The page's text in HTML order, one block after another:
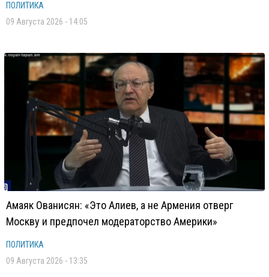
ПОЛИТИКА
09 Августа 2026 - 14:05
Амаяк Ованисян: «Это Алиев, а не Армения отверг
Москву и предпочел модераторство Америки»
ПОЛИТИКА
09 Августа 2026 - 13:35